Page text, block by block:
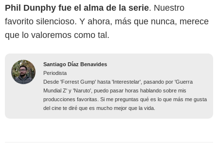
Phil Dunphy fue el alma de la serie. Nuestro
favorito silencioso. Y ahora, más que nunca, merece
que lo valoremos como tal.
Santiago Díaz Benavides
Periodista
Desde 'Forrest Gump' hasta 'Interestelar', pasando por 'Guerra
Mundial Z' y 'Naruto', puedo pasar horas hablando sobre mis
producciones favoritas. Si me preguntas qué es lo que más me gusta
del cine te diré que es mucho mejor que la vida.